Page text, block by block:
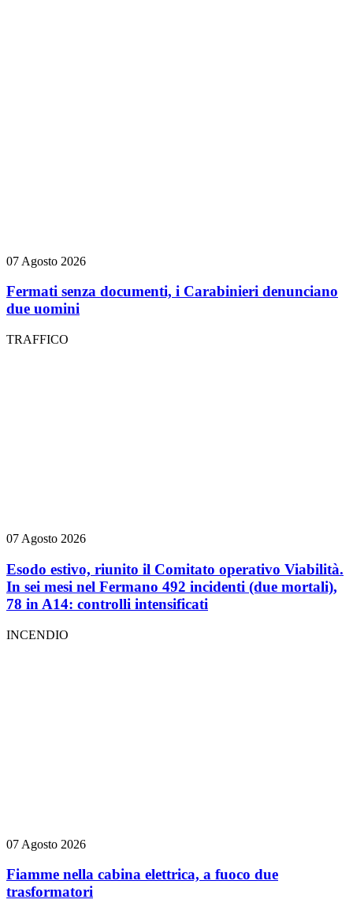
07 Agosto 2026
Fermati senza documenti, i Carabinieri denunciano
due uomini
TRAFFICO
07 Agosto 2026
Esodo estivo, riunito il Comitato operativo Viabilità.
In sei mesi nel Fermano 492 incidenti (due mortali),
78 in A14: controlli intensificati
INCENDIO
07 Agosto 2026
Fiamme nella cabina elettrica, a fuoco due
trasformatori